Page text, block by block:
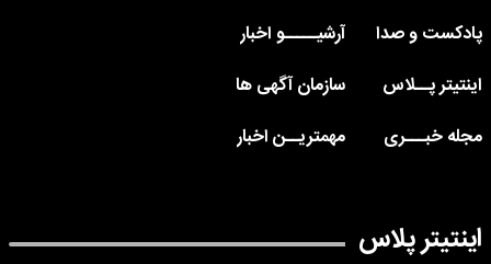
پادکست و صدا
آرشیـــــو اخبار
اینتیتر پــلاس
سازمان آگهی ها
مجله خبـــری
مهمتریــن اخبار
اینتیتر پلاس